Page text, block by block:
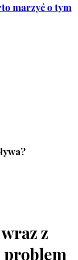
marzyć o tym
z
problem